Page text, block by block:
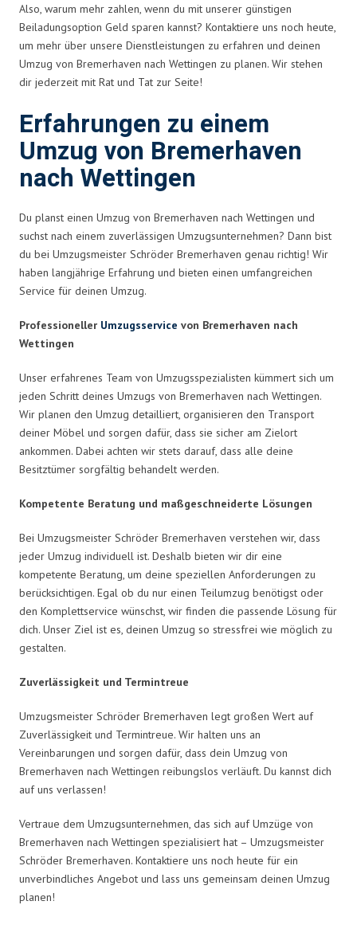
Also, warum mehr zahlen, wenn du mit unserer günstigen
Beiladungsoption Geld sparen kannst? Kontaktiere uns noch heute,
um mehr über unsere Dienstleistungen zu erfahren und deinen
Umzug von Bremerhaven nach Wettingen zu planen. Wir stehen
dir jederzeit mit Rat und Tat zur Seite!
Erfahrungen zu einem
Umzug von Bremerhaven
nach Wettingen
Du planst einen Umzug von Bremerhaven nach Wettingen und
suchst nach einem zuverlässigen Umzugsunternehmen? Dann bist
du bei Umzugsmeister Schröder Bremerhaven genau richtig! Wir
haben langjährige Erfahrung und bieten einen umfangreichen
Service für deinen Umzug.
Professioneller Umzugsservice von Bremerhaven nach
Wettingen
Unser erfahrenes Team von Umzugsspezialisten kümmert sich um
jeden Schritt deines Umzugs von Bremerhaven nach Wettingen.
Wir planen den Umzug detailliert, organisieren den Transport
deiner Möbel und sorgen dafür, dass sie sicher am Zielort
ankommen. Dabei achten wir stets darauf, dass alle deine
Besitztümer sorgfältig behandelt werden.
Kompetente Beratung und maßgeschneiderte Lösungen
Bei Umzugsmeister Schröder Bremerhaven verstehen wir, dass
jeder Umzug individuell ist. Deshalb bieten wir dir eine
kompetente Beratung, um deine speziellen Anforderungen zu
berücksichtigen. Egal ob du nur einen Teilumzug benötigst oder
den Komplettservice wünschst, wir finden die passende Lösung für
dich. Unser Ziel ist es, deinen Umzug so stressfrei wie möglich zu
gestalten.
Zuverlässigkeit und Termintreue
Umzugsmeister Schröder Bremerhaven legt großen Wert auf
Zuverlässigkeit und Termintreue. Wir halten uns an
Vereinbarungen und sorgen dafür, dass dein Umzug von
Bremerhaven nach Wettingen reibungslos verläuft. Du kannst dich
auf uns verlassen!
Vertraue dem Umzugsunternehmen, das sich auf Umzüge von
Bremerhaven nach Wettingen spezialisiert hat – Umzugsmeister
Schröder Bremerhaven. Kontaktiere uns noch heute für ein
unverbindliches Angebot und lass uns gemeinsam deinen Umzug
planen!